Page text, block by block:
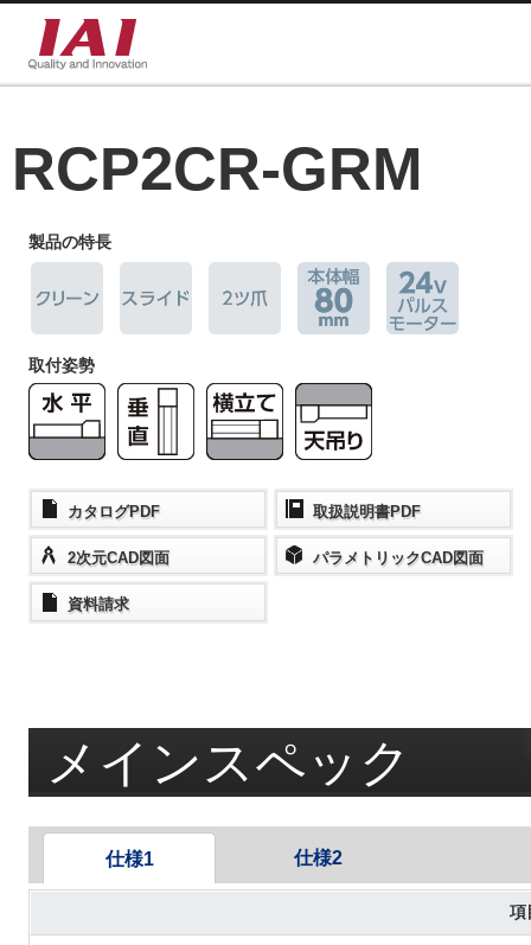
RCP2CR-GRM
製品の特長
取付姿勢
カタログPDF
2次元CAD図面
資料請求
取扱説明書PDF
パラメトリックCAD図面
メインスペック
仕様1
項
仕様2